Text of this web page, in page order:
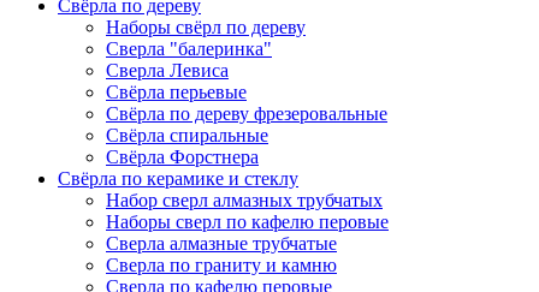
Свёрла по дереву
Наборы свёрл по дереву
Сверла "балеринка"
Сверла Левиса
Свёрла перьевые
Свёрла по дереву фрезеровальные
Свёрла спиральные
Свёрла Форстнера
Свёрла по керамике и стеклу
Набор сверл алмазных трубчатых
Наборы сверл по кафелю перовые
Сверла алмазные трубчатые
Сверла по граниту и камню
Сверла по кафелю перовые